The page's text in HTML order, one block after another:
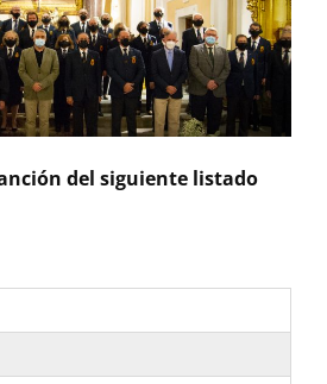
del siguiente listado